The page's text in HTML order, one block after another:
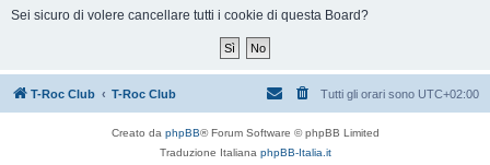
Sei sicuro di volere cancellare tutti i cookie di questa Board?
T-Roc Club T-Roc Club Tutti gli orari sono UTC+02:00
Creato da phpBB® Forum Software © phpBB Limited
Traduzione Italiana phpBB-Italia.it